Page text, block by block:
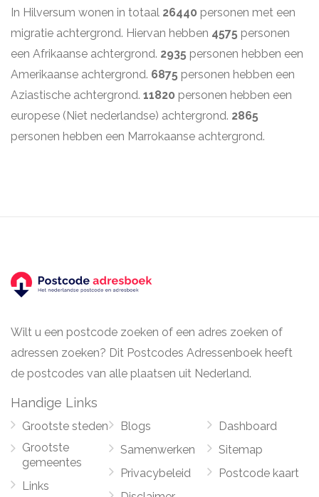
In Hilversum wonen in totaal 26440 personen met een
migratie achtergrond. Hiervan hebben 4575 personen
een Afrikaanse achtergrond. 2935 personen hebben een
Amerikaanse achtergrond. 6875 personen hebben een
Aziastische achtergrond. 11820 personen hebben een
europese (Niet nederlandse) achtergrond. 2865
personen hebben een Marrokaanse achtergrond.
Wilt u een postcode zoeken of een adres zoeken of
adressen zoeken? Dit Postcodes Adressenboek heeft
de postcodes van alle plaatsen uit Nederland.
Handige Links
Grootste steden
Grootste
gemeentes
Links
Blogs
Samenwerken
Privacybeleid
Dashboard
Sitemap
Postcode kaart